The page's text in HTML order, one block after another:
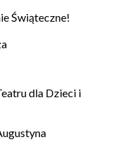
Świąteczne!
dla Dzieci i